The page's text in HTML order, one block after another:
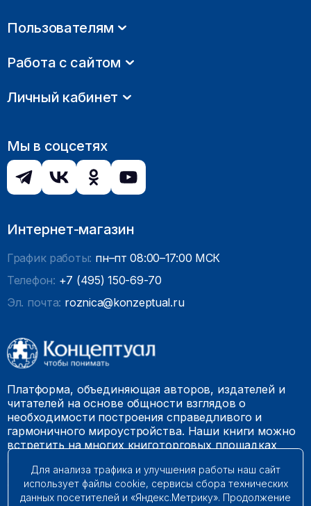
Пользователям
Работа с сайтом
Личный кабинет
Мы в соцсетях
Интернет-магазин
График работы: пн–пт 08:00–17:00 МСК
Телефон: +7 (495) 150-69-70
Эл. почта: roznica@konzeptual.ru
Платформа, объединяющая авторов, издателей и
читателей на основе общности взглядов о
необходимости построения справедливого и
гармоничного мироустройства. Наши книги можно
встретить на многих книготорговых площадках
© 2009 – 2026. Все права защищены.
Для анализа трафика и улучшения работы наш сайт
использует файлы cookie, сервисы сбора технических
данных посетителей и «Яндекс.Метрику». Продолжение